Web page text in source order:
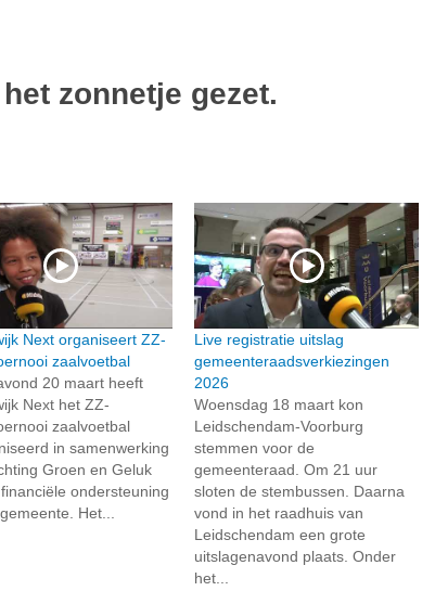
zonnetje gezet.
Next organiseert ZZ-
zaalvoetbal
20 maart heeft
Next het ZZ-
zaalvoetbal
in samenwerking
Groen en Geluk
ondersteuning
Het...
Live registratie uitslag
gemeenteraadsverkiezingen
2026
Woensdag 18 maart kon
Leidschendam-Voorburg
stemmen voor de
gemeenteraad. Om 21 uur
sloten de stembussen. Daarna
vond in het raadhuis van
Leidschendam een grote
uitslagenavond plaats. Onder
het...